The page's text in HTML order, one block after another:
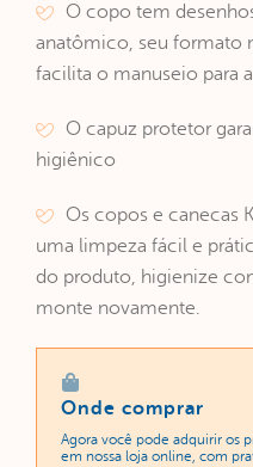
O copo tem
anatômico, seu formato
facilita o manuseio para
O capuz protetor
higiênico
Os copos e canecas
uma limpeza fácil e
do produto, higienize
monte novamente.
Onde comprar
Agora você pode adquirir os
em nossa loja online, com